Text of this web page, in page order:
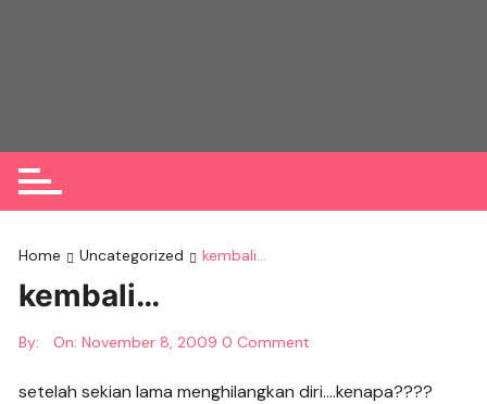
Home Uncategorized kembali…
kembali…
By: On:November 8, 2009 0 Comment
setelah sekian lama menghilangkan diri….kenapa????